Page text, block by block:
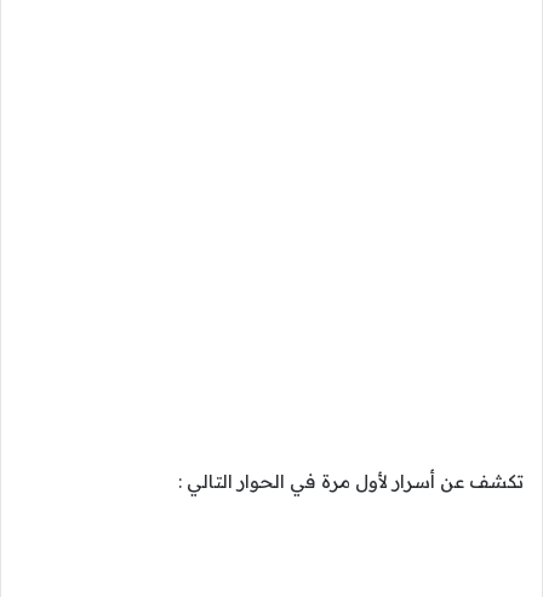
تكشف عن أسرار لأول مرة في الحوار التالي :